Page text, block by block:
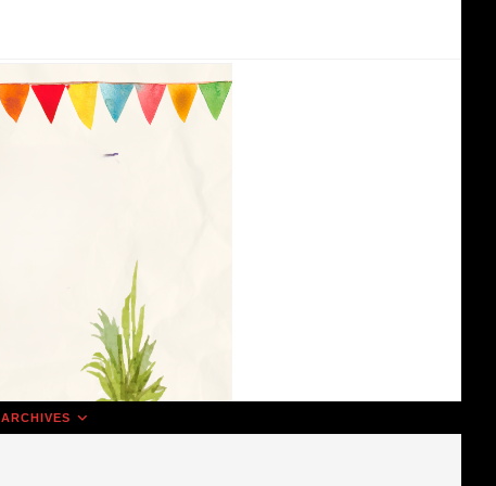
ARCHIVES